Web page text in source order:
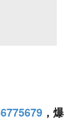
，爆